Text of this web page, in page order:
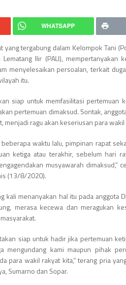
WHATSAPP
yang tergabung dalam Kelompok Tani
Ilir (PALI), mempertanyakan
menyelesaikan persoalan, terkait
itu.
siap untuk memfasilitasi pertemuan
pertemuan dimaksud. Sontak,
ragu akan keseriusan para wakil
waktu lalu, pimpinan rapat
ketiga atau terakhir, sebelum hari
musyawarah dimaksud,”
(13/8/2020).
menanyakan hal itu pada anggota
merasa kecewa dan meragukan
siap untuk hadir jika pertemuan
mengundang kami maupun pihak
para wakil rakyat kita,” terang pria
Sumarno dan Sopar.